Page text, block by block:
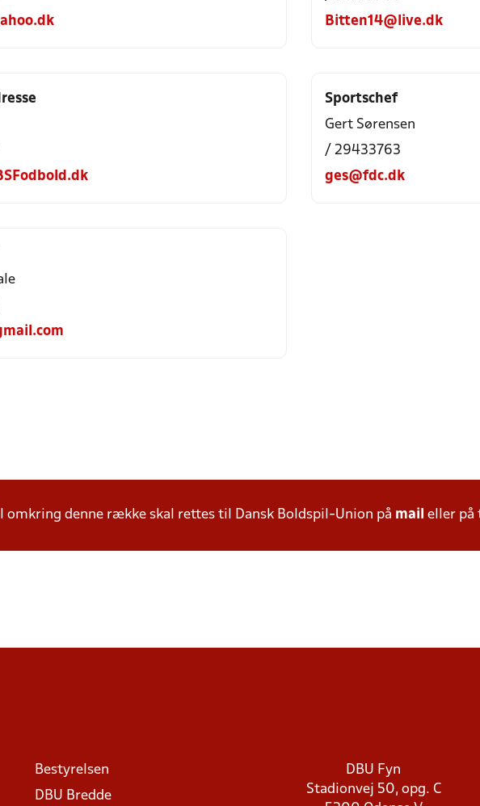
Bitten14@live.dk
Sportschef
Gert Sørensen
/ 29433763
ges@fdc.dk
omkring denne række skal rettes til Dansk Boldspil-Union på mail eller på
Bestyrelsen
DBU Bredde
DBU Fyn
Stadionvej 50, opg. C